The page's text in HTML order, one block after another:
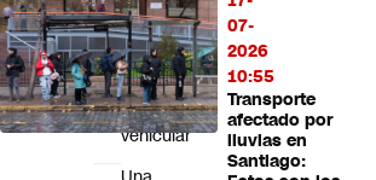
07-
2026
10:55
Transporte
afectado por
lluvias en
Santiago:
caída
de
67%
en
velocidad
vehicular